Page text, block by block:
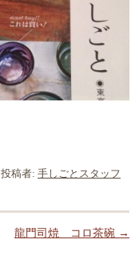
投稿者: 手しごとスタッフ
龍門司焼 コロ茶碗 →